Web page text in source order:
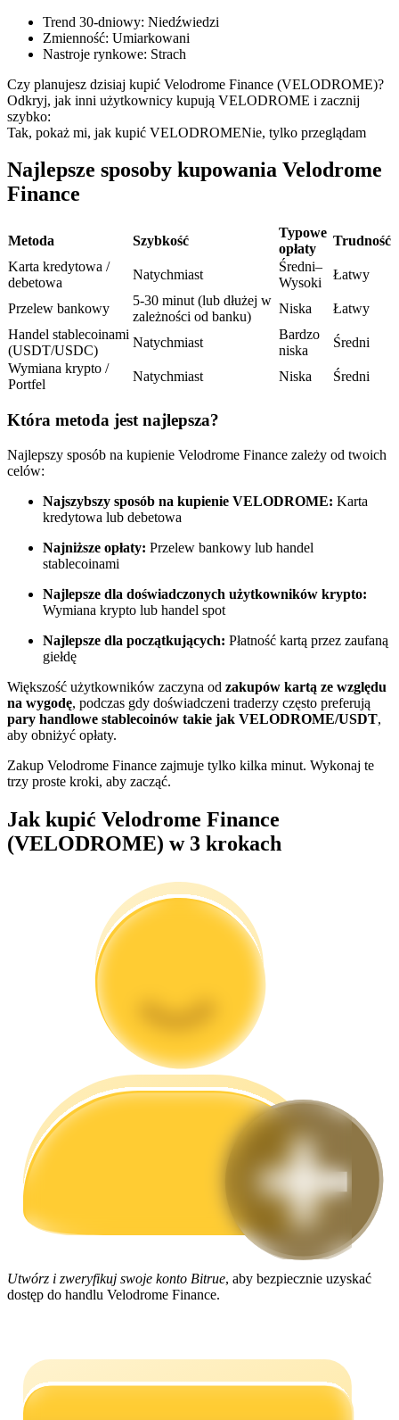
Kontrakty terminowe na USDC
Kontrakty futures wykorzystujące USDC jako zabezpieczenie
Kopiowanie Transakcji
Dołącz do najlepszych traderów
Zostań traderem kopiującym
transakcji
Informacja
Analiza Big Data, w tym informacje handlowe itp.
Przewodnik dla początkujących dotyczący kontraktów futures
Strategie handlowe
Dowiedz się, jak zachować rentowność
Zarabiać
Trend 30-dniowy: Niedźwiedzi
Zmienność: Umiarkowani
Nastroje rynkowe: Strach
Czy planujesz dzisiaj kupić Velodrome Finance (VELODROME)?
Odkryj, jak inni użytkownicy kupują VELODROME i zacznij
szybko:
Tak, pokaż mi, jak kupić VELODROMENie, tylko przeglądam
Najlepsze sposoby kupowania Velodrome
Finance
Metoda Szybkość
Typowe
opłaty
Trudność
Karta kredytowa /
debetowa
Natychmiast
Średni–
Wysoki
Łatwy
Przelew bankowy
5-30 minut (lub dłużej w
zależności od banku)
Niska
Łatwy
Handel stablecoinami
(USDT/USDC)
Natychmiast
Bardzo
niska
Średni
Wymiana krypto /
Portfel
Natychmiast Niska Średni
Która metoda jest najlepsza?
Najlepszy sposób na kupienie Velodrome Finance zależy od twoich
celów:
Najszybszy sposób na kupienie VELODROME: Karta
kredytowa lub debetowa
Najniższe opłaty: Przelew bankowy lub handel
stablecoinami
Najlepsze dla doświadczonych użytkowników krypto:
Wymiana krypto lub handel spot
Najlepsze dla początkujących: Płatność kartą przez zaufaną
giełdę
Większość użytkowników zaczyna od zakupów kartą ze względu
na wygodę, podczas gdy doświadczeni traderzy często preferują
pary handlowe stablecoinów takie jak VELODROME/USDT,
aby obniżyć opłaty.
Zakup Velodrome Finance zajmuje tylko kilka minut. Wykonaj te
trzy proste kroki, aby zacząć.
Jak kupić Velodrome Finance
(VELODROME) w 3 krokach
Utwórz i zweryfikuj swoje konto Bitrue, aby bezpiecznie uzyskać
dostęp do handlu Velodrome Finance.